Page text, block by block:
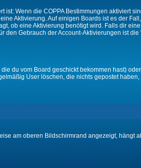
Wenn die COPPA Bestimmungen aktiviert
Aktivierung. Auf einigen Boards ist es der
ob eine Aktivierung benötigt wird. Falls dir
den Gebrauch der Account-Aktivierungen ist
du vom Board geschickt bekommen hast)
User löschen, die nichts gepostet
am oberen Bildschirmrand angezeigt, hängt